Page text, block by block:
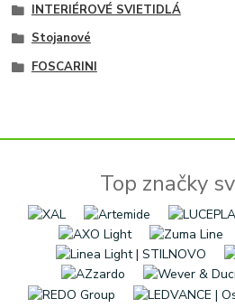
INTERIÉROVÉ SVIETIDLÁ
Stojanové
FOSCARINI
Top značky